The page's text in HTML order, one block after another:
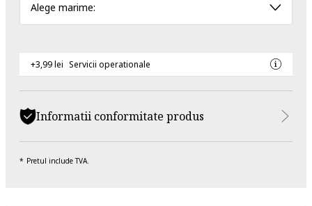
Alege marime:
+3,99 lei Servicii operationale
Informatii conformitate produs
Pretul include TVA.